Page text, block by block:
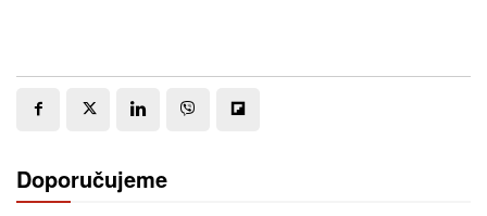
Doporučujeme